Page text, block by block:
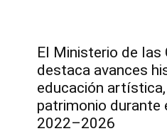
El Ministerio de las
destaca avances
educación
patrimonio durante
2022–2026